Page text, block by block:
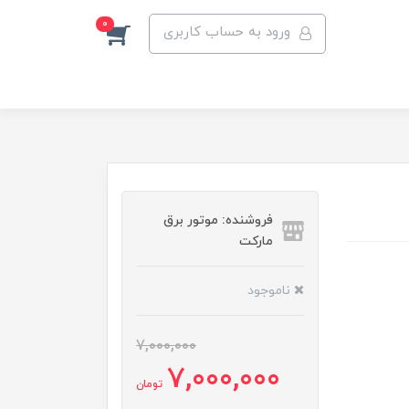
ورود به حساب کاربری 0
فروشنده: موتور برق
مارکت
ناموجود
7,000,000
7,000,000 تومان